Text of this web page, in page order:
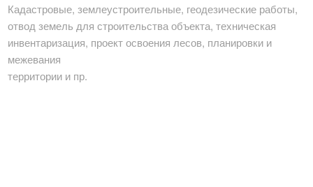
Кадастровые, землеустроительные, геодезические работы,
отвод земель для строительства объекта, техническая
инвентаризация, проект освоения лесов, планировки и
межевания
территории и пр.